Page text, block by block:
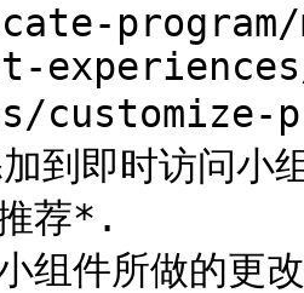
program/
customize-
加到即时访问
荐*.
组件所做的更